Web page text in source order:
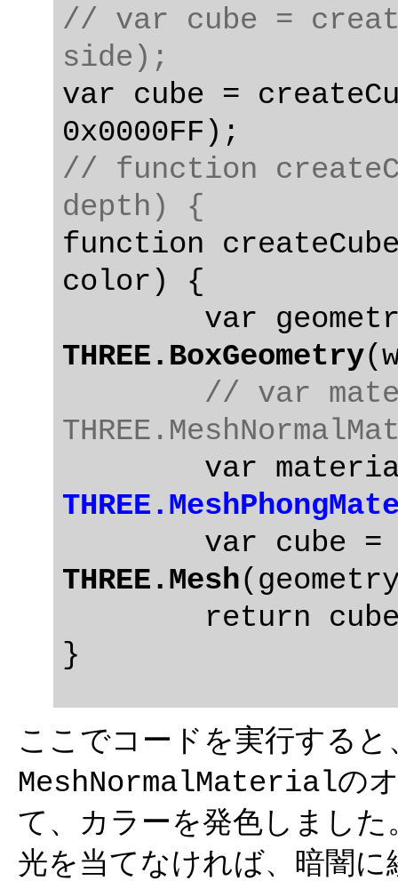
// var cube =
side);
var cube =
// function
depth) {
function
color) {
THREE.BoxGeometry
// var
THREE.Mesh
ここでコードを実行する
MeshNormalMaterialの
て、カラーを発色しまし
光を当てなければ、暗闇